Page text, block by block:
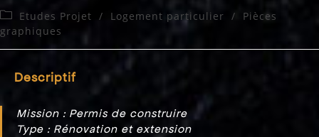
Post
category:
Etudes Projet / Logement particulier /
Pièces
graphiques
Descriptif
Mission : Permis de construire
Type : Rénovation et extension